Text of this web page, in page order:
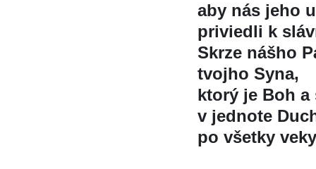
aby nás jeho
priviedli k
Skrze nášho
tvojho Syna,
ktorý je Boh
v jednote
po všetky